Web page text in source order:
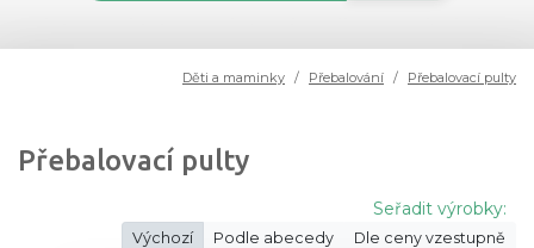
Děti a maminky Přebalování Přebalovací pulty
Přebalovací pulty
Seřadit výrobky:
Výchozí Podle abecedy Dle ceny vzestupně